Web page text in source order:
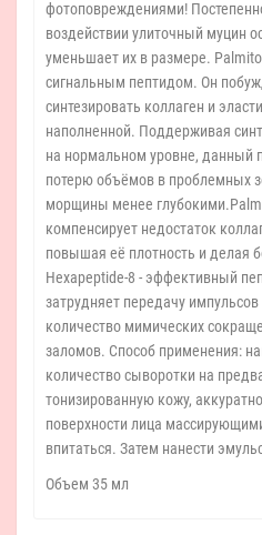
фотоповреждениями!
воздействии улиточный муцин
уменьшает их в размере.
сигнальным пептидом. Он
синтезировать коллаген и
наполненной. Поддерживая
на нормальном уровне, данный
потерю объёмов в проблемных
морщины менее
компенсирует недостаток
повышая её плотность и делая
Hexapeptide-8 - эффективный
затрудняет передачу
количество мимических
заломов. Способ применения:
количество сыворотки на
тонизированную кожу,
поверхности лица
впитаться. Затем нанести
Объем 35 мл